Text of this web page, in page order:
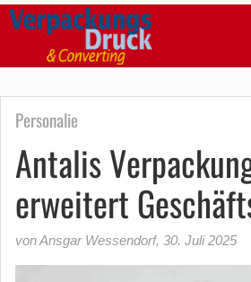
Personalie
Antalis
erweitert
von Ansgar Wessendorf, 30. Juli 2025